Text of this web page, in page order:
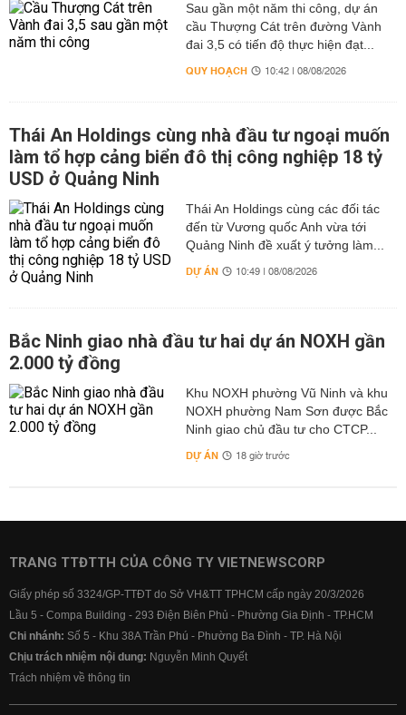
Sau gần một năm thi công, dự án
cầu Thượng Cát trên đường Vành
đai 3,5 có tiến độ thực hiện đạt...
QUY HOẠCH 10:42 | 08/08/2026
Thái An Holdings cùng nhà đầu tư ngoại muốn
làm tổ hợp cảng biển đô thị công nghiệp 18 tỷ
USD ở Quảng Ninh
Thái An Holdings cùng các đối tác
đến từ Vương quốc Anh vừa tới
Quảng Ninh đề xuất ý tưởng làm...
DỰ ÁN 10:49 | 08/08/2026
Bắc Ninh giao nhà đầu tư hai dự án NOXH gần
2.000 tỷ đồng
Khu NOXH phường Vũ Ninh và khu
NOXH phường Nam Sơn được Bắc
Ninh giao chủ đầu tư cho CTCP...
DỰ ÁN 18 giờ trước
TRANG TTĐTTH CỦA CÔNG TY VIETNEWSCORP
Giấy phép số 3324/GP-TTĐT do Sở VH&TT TPHCM cấp ngày 20/3/2026
Lầu 5 - Compa Building - 293 Điện Biên Phủ - Phường Gia Định - TP.HCM
Chi nhánh: Số 5 - Khu 38A Trần Phú - Phường Ba Đình - TP. Hà Nội
Chịu trách nhiệm nội dung: Nguyễn Minh Quyết
Trách nhiệm về thông tin